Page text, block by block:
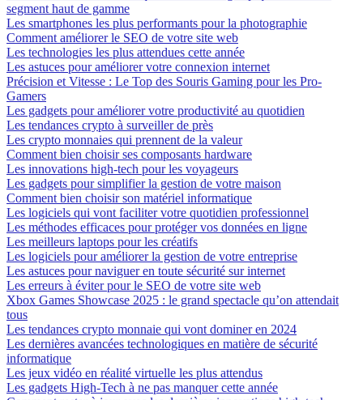
segment haut de gamme
Les smartphones les plus performants pour la photographie
Comment améliorer le SEO de votre site web
Les technologies les plus attendues cette année
Les astuces pour améliorer votre connexion internet
Précision et Vitesse : Le Top des Souris Gaming pour les Pro-
Gamers
Les gadgets pour améliorer votre productivité au quotidien
Les tendances crypto à surveiller de près
Les crypto monnaies qui prennent de la valeur
Comment bien choisir ses composants hardware
Les innovations high-tech pour les voyageurs
Les gadgets pour simplifier la gestion de votre maison
Comment bien choisir son matériel informatique
Les logiciels qui vont faciliter votre quotidien professionnel
Les méthodes efficaces pour protéger vos données en ligne
Les meilleurs laptops pour les créatifs
Les logiciels pour améliorer la gestion de votre entreprise
Les astuces pour naviguer en toute sécurité sur internet
Les erreurs à éviter pour le SEO de votre site web
Xbox Games Showcase 2025 : le grand spectacle qu’on attendait
tous
Les tendances crypto monnaie qui vont dominer en 2024
Les dernières avancées technologiques en matière de sécurité
informatique
Les jeux vidéo en réalité virtuelle les plus attendus
Les gadgets High-Tech à ne pas manquer cette année